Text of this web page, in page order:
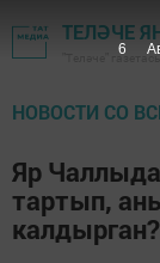
ТЕЛӘЧЕ
"Теләче"
НОВОСТИ СО
Яр
тартып,
калдырган?
4